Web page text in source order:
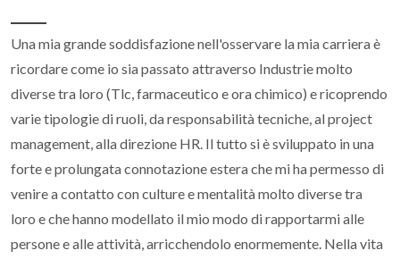
Una mia grande soddisfazione nell'osservare la mia carriera è
ricordare come io sia passato attraverso Industrie molto
diverse tra loro (Tlc, farmaceutico e ora chimico) e ricoprendo
varie tipologie di ruoli, da responsabilità tecniche, al project
management, alla direzione HR. Il tutto si è sviluppato in una
forte e prolungata connotazione estera che mi ha permesso di
venire a contatto con culture e mentalità molto diverse tra
loro e che hanno modellato il mio modo di rapportarmi alle
persone e alle attività, arricchendolo enormemente. Nella vita